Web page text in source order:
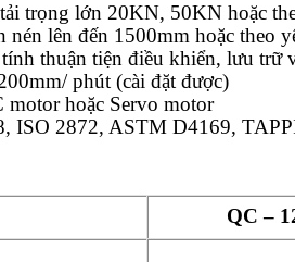
trọng lớn 20KN, 50KN hoặc
lên đến 1500mm hoặc theo
thuận tiện điều khiển, lưu trữ
phút (cài đặt được)
hoặc Servo motor
ISO 2872, ASTM D4169,
QC –